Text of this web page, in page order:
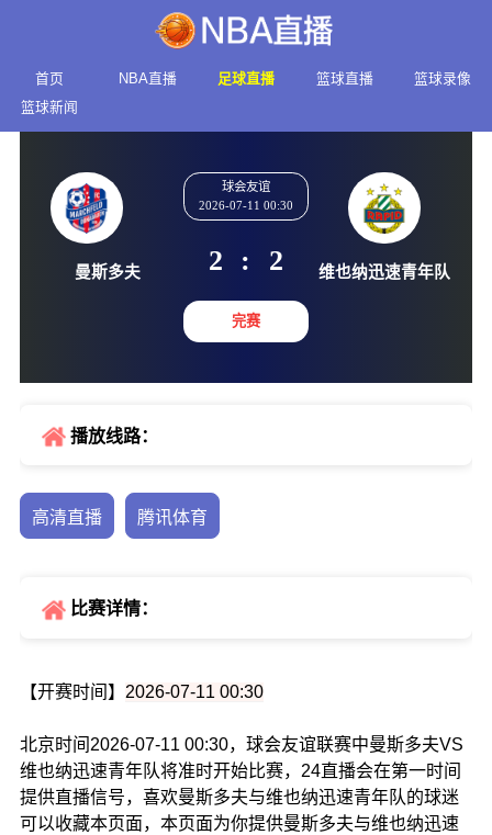
首页 NBA直播 足球直播 篮球直播
篮球录像
篮球新闻
2026-07-11 00:30
2 :
播放线路：
高清直播 腾讯体育
比赛详情：
【开赛时间】 2026-07-11 00:30
北京时间2026-07-11 00:30，球会友谊联赛中曼斯多夫VS
维也纳迅速青年队将准时开始比赛，24直播会在第一时间
提供直播信号，喜欢曼斯多夫与维也纳迅速青年队的球迷
可以收藏本页面，本页面为你提供曼斯多夫与维也纳迅速